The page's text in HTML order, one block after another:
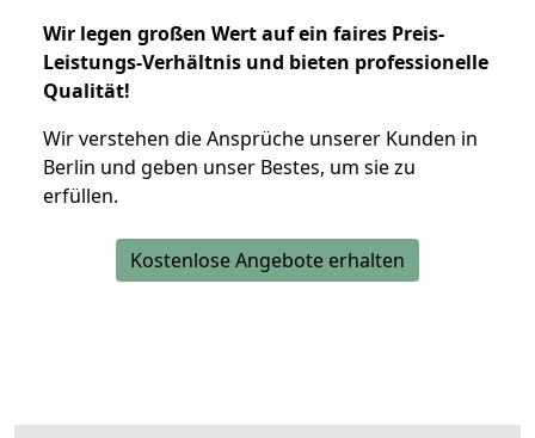
Wir legen großen Wert auf ein faires Preis-
Leistungs-Verhältnis und bieten professionelle
Qualität!
Wir verstehen die Ansprüche unserer Kunden in
Berlin und geben unser Bestes, um sie zu
erfüllen.
Kostenlose Angebote erhalten